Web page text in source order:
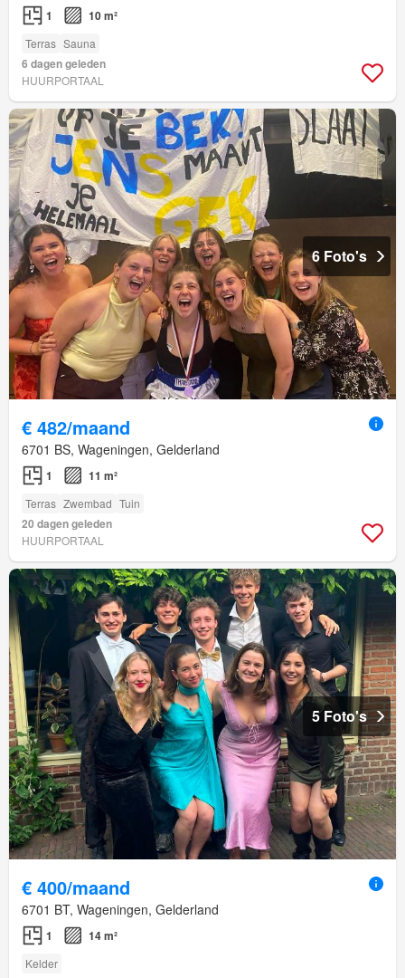
1 10 m²
Terras Sauna
6 dagen geleden
HUURPORTAAL
6 Foto's
€ 482/maand
6701 BS, Wageningen, Gelderland
1 11 m²
Terras Zwembad Tuin
20 dagen geleden
HUURPORTAAL
5 Foto's
€ 400/maand
6701 BT, Wageningen, Gelderland
1 14 m²
Kelder